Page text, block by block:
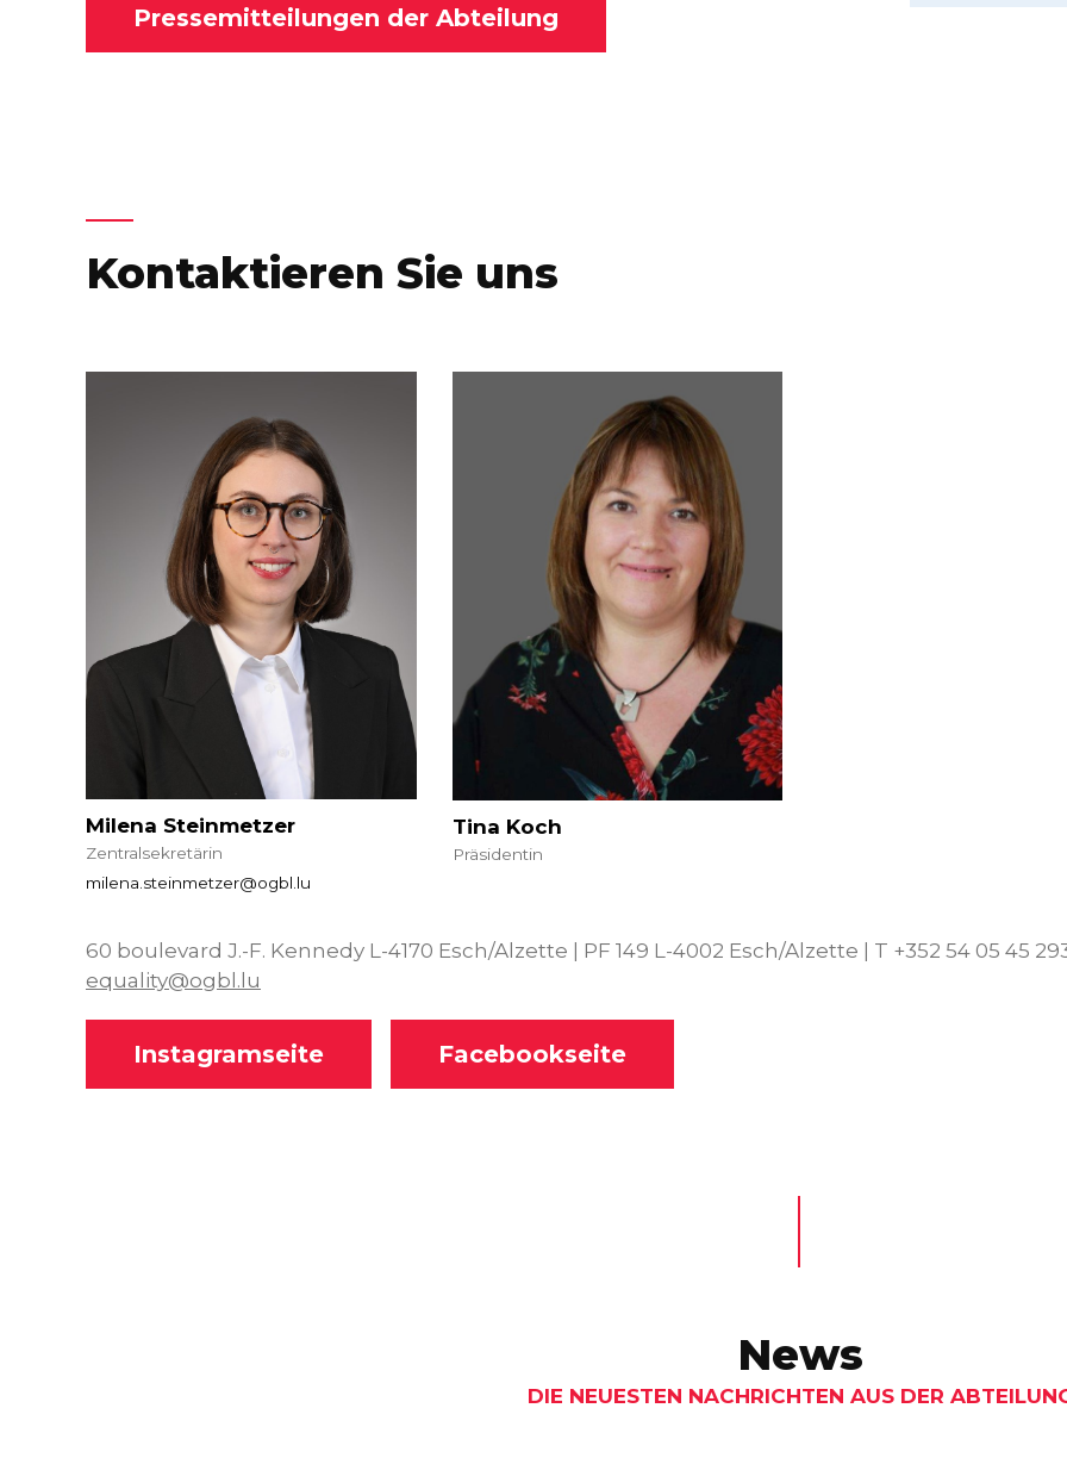
Pressemitteilungen der Abteilung
Kontaktieren Sie uns
Milena Steinmetzer
Zentralsekretärin
milena.steinmetzer@ogbl.lu
Tina Koch
Präsidentin
60 boulevard J.-F. Kennedy L-4170 Esch/Alzette | PF 149 L-4002 Esch/Alzette | T +352 54 05 45
equality@ogbl.lu
Instagramseite Facebookseite
News
DIE NEUESTEN NACHRICHTEN AUS DER